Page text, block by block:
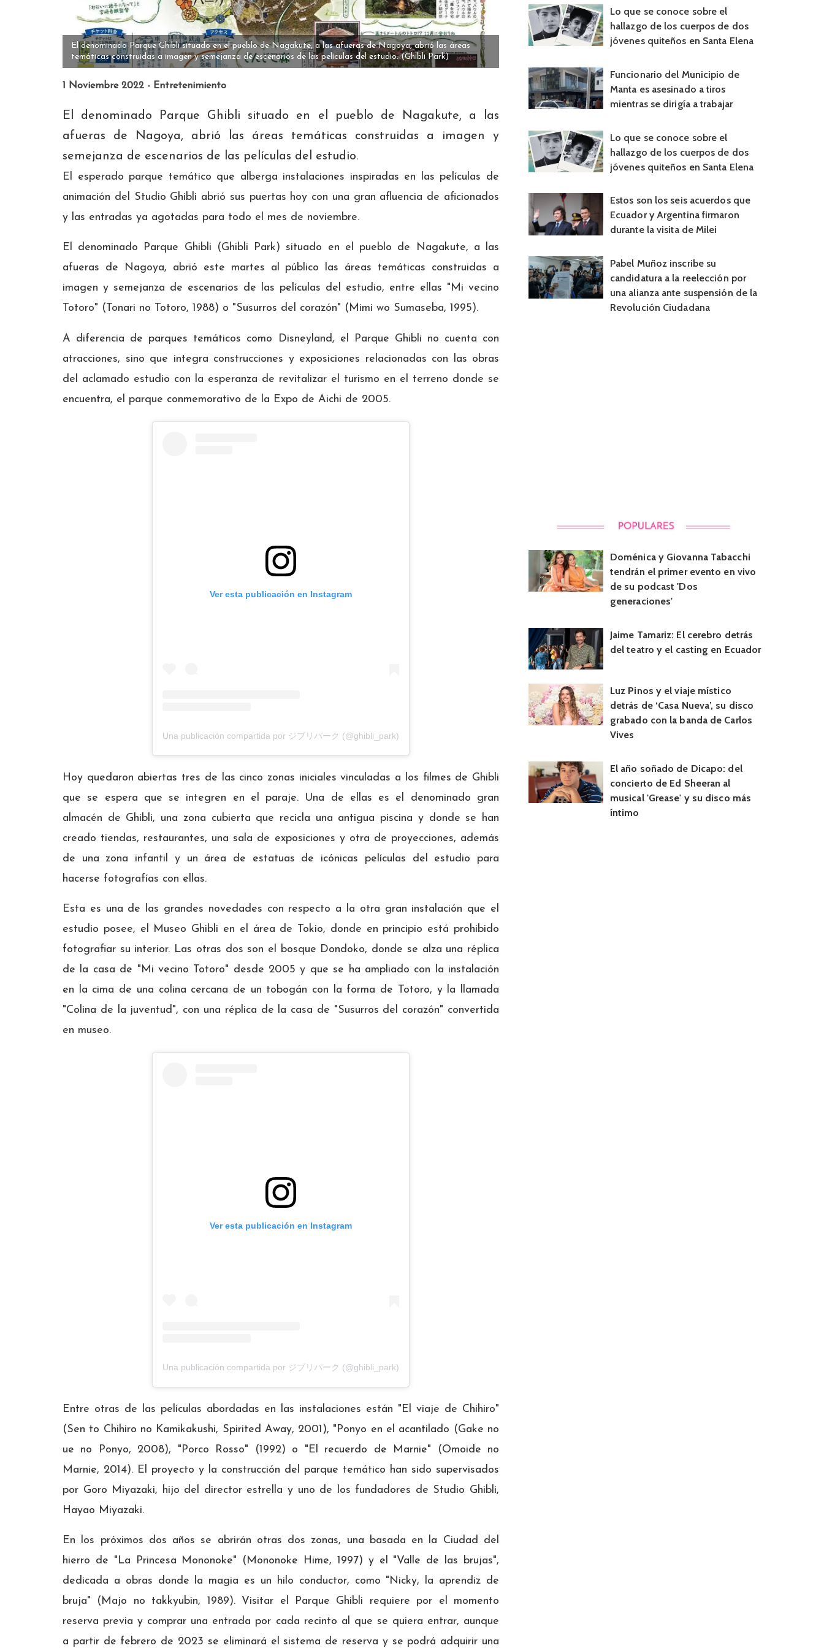
El denominado Parque Ghibli situado en el pueblo de Nagakute, a las afueras de Nagoya, abrió las áreas
temáticas construidas a imagen y semejanza de escenarios de las películas del estudio. (Ghibli Park)
1 Noviembre 2022 - Entretenimiento
El denominado Parque Ghibli situado en el pueblo de Nagakute, a las
afueras de Nagoya, abrió las áreas temáticas construidas a imagen y
semejanza de escenarios de las películas del estudio.
El esperado parque temático que alberga instalaciones inspiradas en las películas de
animación del Studio Ghibli abrió sus puertas hoy con una gran afluencia de aficionados
y las entradas ya agotadas para todo el mes de noviembre.
El denominado Parque Ghibli (Ghibli Park) situado en el pueblo de Nagakute, a las
afueras de Nagoya, abrió este martes al público las áreas temáticas construidas a
imagen y semejanza de escenarios de las películas del estudio, entre ellas "Mi vecino
Totoro" (Tonari no Totoro, 1988) o "Susurros del corazón" (Mimi wo Sumaseba, 1995).
A diferencia de parques temáticos como Disneyland, el Parque Ghibli no cuenta con
atracciones, sino que integra construcciones y exposiciones relacionadas con las obras
del aclamado estudio con la esperanza de revitalizar el turismo en el terreno donde se
encuentra, el parque conmemorativo de la Expo de Aichi de 2005.
Ver esta publicación en Instagram
Una publicación compartida por ジブリパーク (@ghibli_park)
Hoy quedaron abiertas tres de las cinco zonas iniciales vinculadas a los filmes de Ghibli
que se espera que se integren en el paraje. Una de ellas es el denominado gran
almacén de Ghibli, una zona cubierta que recicla una antigua piscina y donde se han
creado tiendas, restaurantes, una sala de exposiciones y otra de proyecciones, además
de una zona infantil y un área de estatuas de icónicas películas del estudio para
hacerse fotografías con ellas.
Esta es una de las grandes novedades con respecto a la otra gran instalación que el
estudio posee, el Museo Ghibli en el área de Tokio, donde en principio está prohibido
fotografiar su interior. Las otras dos son el bosque Dondoko, donde se alza una réplica
de la casa de "Mi vecino Totoro" desde 2005 y que se ha ampliado con la instalación
en la cima de una colina cercana de un tobogán con la forma de Totoro, y la llamada
"Colina de la juventud", con una réplica de la casa de "Susurros del corazón" convertida
en museo.
Ver esta publicación en Instagram
Una publicación compartida por ジブリパーク (@ghibli_park)
Entre otras de las películas abordadas en las instalaciones están "El viaje de Chihiro"
(Sen to Chihiro no Kamikakushi, Spirited Away, 2001), "Ponyo en el acantilado (Gake no
ue no Ponyo, 2008), "Porco Rosso" (1992) o "El recuerdo de Marnie" (Omoide no
Marnie, 2014). El proyecto y la construcción del parque temático han sido supervisados
por Goro Miyazaki, hijo del director estrella y uno de los fundadores de Studio Ghibli,
Hayao Miyazaki.
En los próximos dos años se abrirán otras dos zonas, una basada en la Ciudad del
hierro de "La Princesa Mononoke" (Mononoke Hime, 1997) y el "Valle de las brujas",
dedicada a obras donde la magia es un hilo conductor, como "Nicky, la aprendiz de
bruja" (Majo no takkyubin, 1989). Visitar el Parque Ghibli requiere por el momento
reserva previa y comprar una entrada por cada recinto al que se quiera entrar, aunque
a partir de febrero de 2023 se eliminará el sistema de reserva y se podrá adquirir una
Lo que se conoce sobre el
hallazgo de los cuerpos de dos
jóvenes quiteños en Santa Elena
Funcionario del Municipio de
Manta es asesinado a tiros
mientras se dirigía a trabajar
Lo que se conoce sobre el
hallazgo de los cuerpos de dos
jóvenes quiteños en Santa Elena
Estos son los seis acuerdos que
Ecuador y Argentina firmaron
durante la visita de Milei
Pabel Muñoz inscribe su
candidatura a la reelección por
una alianza ante suspensión de la
Revolución Ciudadana
Doménica y Giovanna Tabacchi
tendrán el primer evento en vivo
de su podcast 'Dos
generaciones'
Jaime Tamariz: El cerebro detrás
del teatro y el casting en Ecuador
Luz Pinos y el viaje místico
detrás de ‘Casa Nueva’, su disco
grabado con la banda de Carlos
Vives
El año soñado de Dicapo: del
concierto de Ed Sheeran al
musical 'Grease' y su disco más
íntimo